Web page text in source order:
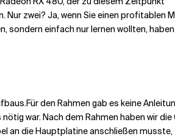
zwei? Ja, wenn Sie einen profitablen
sondern einfach nur lernen wollten,
Für den Rahmen gab es keine
war. Nach dem Rahmen haben wir die
an die Hauptplatine anschließen musste,